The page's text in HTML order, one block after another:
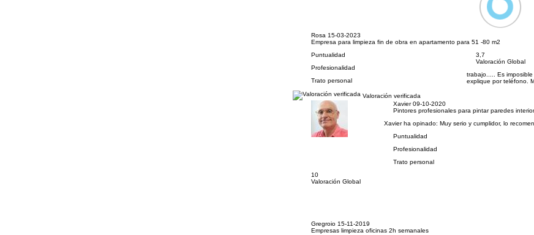
Rosa 15-03-2023
Empresa para limpieza fin de obra en apartamento para 51 -80 m2
Puntualidad
Profesionalidad
Trato personal
3,7
Valoración Global
trabajo..... Es
explique por teléfono.
Valoración verificada
Xavier09-10-2020
Pintores profesionales para pintar paredes
Xavier ha opinado:Muy serio y cumplidor, lo
Puntualidad
Profesionalidad
Trato personal
10
Valoración Global
Gregroio 15-11-2019
Empresas limpieza oficinas 2h semanales